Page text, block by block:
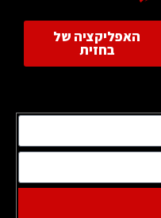
האפליקציה של
בחזית